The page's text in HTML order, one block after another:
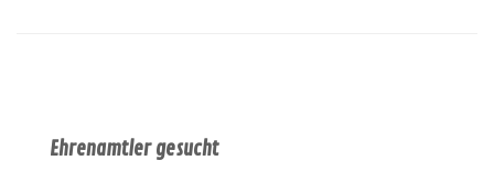
Ehrenamtler gesucht